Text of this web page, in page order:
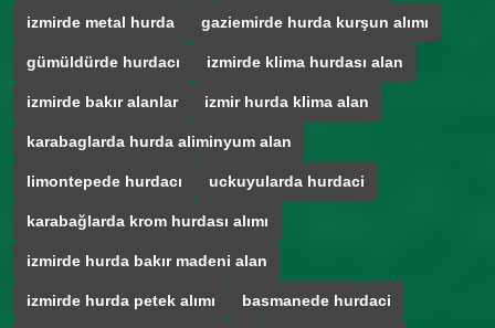
izmirde metal hurda gaziemirde hurda kurşun alımı
gümüldürde hurdacı izmirde klima hurdası alan
izmirde bakır alanlar izmir hurda klima alan
karabaglarda hurda aliminyum alan
limontepede hurdacı uckuyularda hurdaci
karabağlarda krom hurdası alımı
izmirde hurda bakır madeni alan
izmirde hurda petek alımı basmanede hurdaci